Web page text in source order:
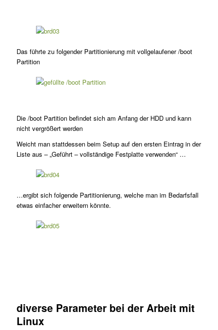
Das führte zu folgender Partitionierung mit vollgelaufener /boot
Partition
Die /boot Partition befindet sich am Anfang der HDD und kann
nicht vergrößert werden
Weicht man stattdessen beim Setup auf den ersten Eintrag in der
Liste aus – „Geführt – vollständige Festplatte verwenden“ …
…ergibt sich folgende Partitionierung, welche man im Bedarfsfall
etwas einfacher erweitern könnte.
diverse Parameter bei der Arbeit mit
Linux